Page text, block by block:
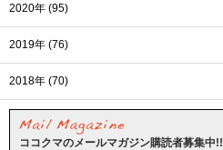
2020年 (95)
2019年 (76)
2018年 (70)
ココクマのメールマガジン購読者募集中!!